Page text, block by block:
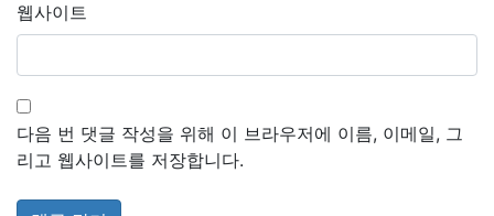
웹사이트
다음 번 댓글 작성을 위해 이 브라우저에 이름, 이메일, 그
리고 웹사이트를 저장합니다.